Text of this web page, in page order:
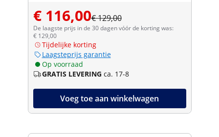
€ 116,00€ 129,00
De laagste prijs in de 30 dagen vóór de korting was:
€ 129,00
Tijdelijke korting
Laagsteprijs garantie
Op voorraad
GRATIS LEVERING ca. 17-8
Voeg toe aan winkelwagen